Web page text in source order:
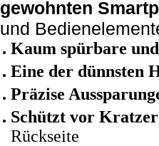
gewohnten
und
Kaum spürbare
Eine der dünnsten
Präzise
Schützt vor
Rückseite